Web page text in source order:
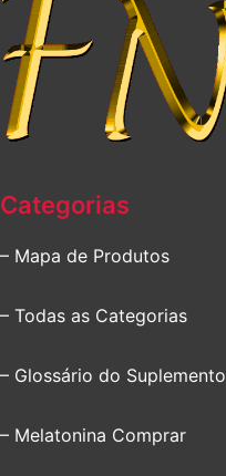
Categorias
– Mapa de Produtos
– Todas as Categorias
– Glossário do Suplemento
– Melatonina Comprar